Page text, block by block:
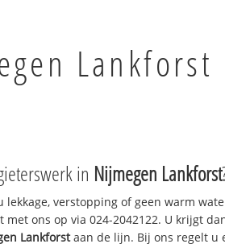
Lankforst
in Nijmegen Lankforst
lekkage, verstopping of geen warm
met ons op via 024-2042122. U krijgt
Lankforstaan de lijn. Bij ons regelt u